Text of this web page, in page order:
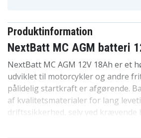
Produktinformation
NextBatt MC AGM batteri
NextBatt MC AGM 12V 18Ah er et
udviklet til motorcykler og andre
pålidelig startkraft er afgørende.
af kvalitetsmaterialer for lang
driftssikkerhed, selv ved krævende